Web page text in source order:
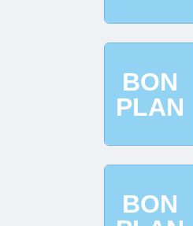
BON
PLAN
BON